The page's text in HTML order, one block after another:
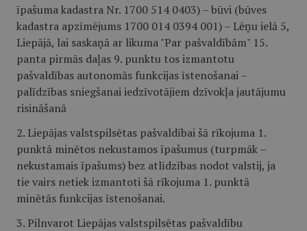
īpašuma kadastra Nr. 1700 514 0403) – būvi (būves
kadastra apzīmējums 1700 014 0394 001) – Lēņu ielā 5,
Liepājā, lai saskaņā ar likuma "Par pašvaldībām" 15.
panta pirmās daļas 9. punktu tos izmantotu
pašvaldības autonomās funkcijas īstenošanai –
palīdzības sniegšanai iedzīvotājiem dzīvokļa jautājumu
risināšanā
2. Liepājas valstspilsētas pašvaldībai šā rīkojuma 1.
punktā minētos nekustamos īpašumus (turpmāk –
nekustamais īpašums) bez atlīdzības nodot valstij, ja
tie vairs netiek izmantoti šā rīkojuma 1. punktā
minētās funkcijas īstenošanai.
3. Pilnvarot Liepājas valstspilsētas pašvaldību